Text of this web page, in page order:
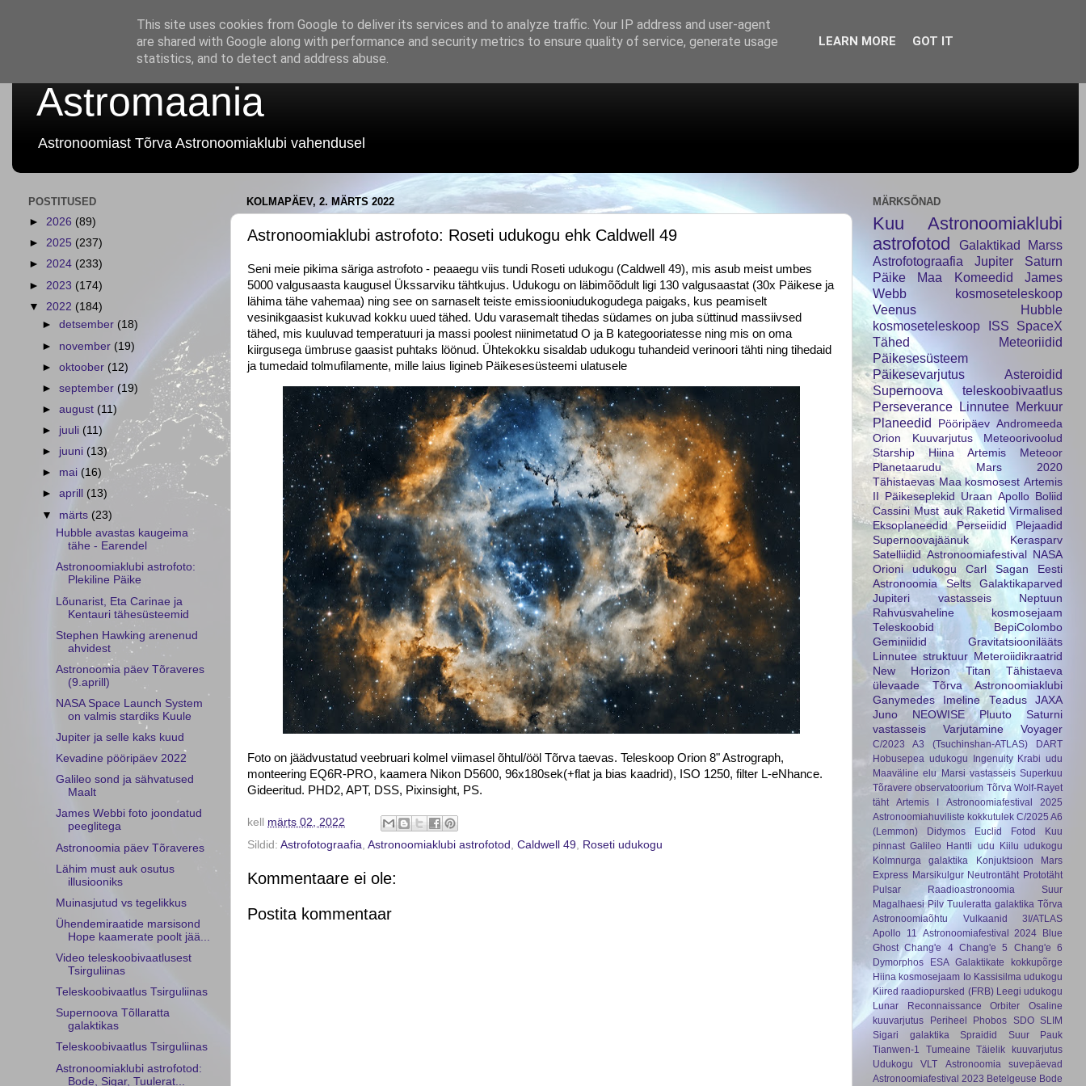
Astromaania
Astronoomiast Tõrva Astronoomiaklubi vahendusel
KOLMAPÄEV, 2. MÄRTS 2022
Astronoomiaklubi astrofoto: Roseti udukogu ehk Caldwell 49
Seni meie pikima säriga astrofoto - peaaegu viis tundi Roseti udukogu (Caldwell 49), mis asub meist umbes
5000 valgusaasta kaugusel Ükssarviku tähtkujus. Udukogu on läbimõõdult ligi 130 valgusaastat (30x Päikese ja
lähima tähe vahemaa) ning see on sarnaselt teiste emissiooniudukogudega paigaks, kus peamiselt
vesinikgaasist kukuvad kokku uued tähed. Udu varasemalt tihedas südames on juba süttinud massiivsed
tähed, mis kuuluvad temperatuuri ja massi poolest niinimetatud O ja B kategooriatesse ning mis on oma
kiirgusega ümbruse gaasist puhtaks löönud. Ühtekokku sisaldab udukogu tuhandeid verinoori tähti ning tihedaid
ja tumedaid tolmufilamente, mille laius ligineb Päikesesüsteemi ulatusele
Foto on jäädvustatud veebruari kolmel viimasel õhtul/ööl Tõrva taevas. Teleskoop Orion 8" Astrograph,
monteering EQ6R-PRO, kaamera Nikon D5600, 96x180sek(+flat ja bias kaadrid), ISO 1250, filter L-eNhance.
Gideeritud. PHD2, APT, DSS, Pixinsight, PS.
kell märts 02, 2022
Sildid: Astrofotograafia, Astronoomiaklubi astrofotod , Caldwell 49, Roseti udukogu
Kommentaare ei ole:
Postita kommentaar
POSTITUSED
► 2026 (89)
► 2025 (237)
► 2024 (233)
► 2023 (174)
▼ 2022 (184)
►detsember (18)
► november (19)
►oktoober (12)
►september (19)
►august (11)
► juuli (11)
► juuni (13)
► mai (16)
►aprill (13)
▼ märts (23)
Hubble avastas kaugeima
tähe - Earendel
Astronoomiaklubi astrofoto:
Plekiline Päike
Lõunarist, Eta Carinae ja
Kentauri tähesüsteemid
Stephen Hawking arenenud
ahvidest
Astronoomia päev Tõraveres
(9.aprill)
NASA Space Launch System
on valmis stardiks Kuule
Jupiter ja selle kaks kuud
Kevadine pööripäev 2022
Galileo sond ja sähvatused
Maalt
James Webbi foto joondatud
peeglitega
Astronoomia päev Tõraveres
Lähim must auk osutus
illusiooniks
Muinasjutud vs tegelikkus
Ühendemiraatide marsisond
Hope kaamerate poolt jää...
Video teleskoobivaatlusest
Tsirguliinas
Teleskoobivaatlus Tsirguliinas
Supernoova Tõllaratta
galaktikas
Teleskoobivaatlus Tsirguliinas
Astronoomiaklubi astrofotod:
Bode, Sigar, Tuulerat...
MÄRKSÕNAD
Kuu
Astronoomiaklubi
astrofotod
Galaktikad
Marss
Astrofotograafia
Jupiter
Saturn
Päike
Maa Komeedid
James
Webb kosmoseteleskoop
Veenus
Hubble
kosmoseteleskoop
ISS
SpaceX
Tähed
Meteoriidid
Päikesesüsteem
Päikesevarjutus
Asteroidid
Supernoova
teleskoobivaatlus
Perseverance Linnutee Merkuur
Planeedid
Pööripäev Andromeeda
Orion
Kuuvarjutus
Meteoorivoolud
Starship
Hiina Artemis
Meteoor
Planetaarudu
Mars 2020
Tähistaevas Maa kosmosest Artemis
Päikeseplekid Uraan Apollo Boliid
Cassini Must auk Raketid Virmalised
Eksoplaneedid
Perseiidid
Plejaadid
Supernoovajäänuk
Kerasparv
Satelliidid Astronoomiafestival
NASA
Orioni udukogu
Carl Sagan
Eesti
Astronoomia Selts
Galaktikaparved
Jupiteri vastasseis
Neptuun
Rahvusvaheline kosmosejaam
Teleskoobid
BepiColombo
Geminiidid
Gravitatsioonilääts
Linnutee struktuur Meteroiidikraatrid
New Horizon
Titan
Tähistaeva
ülevaade
Tõrva Astronoomiaklubi
Ganymedes
Imeline Teadus
JAXA
Juno
NEOWISE Pluuto
Saturni
vastasseis
Varjutamine Voyager
C/2023 A3 (Tsuchinshan-ATLAS)
DART
Hobusepea udukogu Ingenuity Krabi udu
Maaväline elu Marsi vastasseis Superkuu
Tõravere observatoorium Tõrva Wolf-Rayet
täht
Artemis I
Astronoomiafestival 2025
Astronoomiahuviliste kokkutulek C/2025 A6
(Lemmon)
Didymos Euclid
Fotod Kuu
pinnast Galileo Hantli udu Kiilu udukogu
Kolmnurga galaktika
Konjuktsioon
Mars
Express Marsikulgur Neutrontäht Prototäht
Pulsar
Raadioastronoomia
Suur
Magalhaesi Pilv Tuuleratta galaktika Tõrva
Astronoomiaõhtu
Vulkaanid
3I/ATLAS
Apollo 11
Astronoomiafestival 2024 Blue
Ghost Chang'e 4 Chang'e 5
Chang'e 6
Dymorphos
ESA Galaktikate kokkupõrge
Hiina kosmosejaam Io Kassisilma udukogu
Kiired raadiopursked (FRB) Leegi udukogu
Lunar Reconnaissance Orbiter
Osaline
kuuvarjutus
Periheel Phobos SDO SLIM
Sigari galaktika
Spraidid
Suur Pauk
Tianwen-1
Tumeaine Täielik kuuvarjutus
Udukogu
VLT
Astronoomia suvepäevad
Astronoomiafestival 2023 Betelgeuse Bode
This site uses cookies from Google to deliver its services and to analyze traffic. Your IP address and user-agent
are shared with Google along with performance and security metrics to ensure quality of service, generate usage
statistics, and to detect and address abuse.
LEARN MORE GOT IT